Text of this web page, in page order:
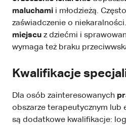
maluchami i młodzieżą.
zaświadczenie o
miejscu z dziećmi i
wymaga też braku
Kwalifikacje
Dla osób zainteresowanych
obszarze terapeutycznym lub
są dodatkowe kwalifikacje: